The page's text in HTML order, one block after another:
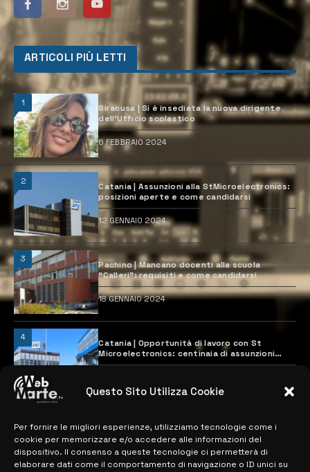
Questo Sito Utilizza Cookie
Per fornire le migliori esperienze, utilizziamo tecnologie come i
cookie per memorizzare e/o accedere alle informazioni del
dispositivo. Il consenso a queste tecnologie ci permetterà di
elaborare dati come il comportamento di navigazione o ID unici su
ARTICOLI PIÙ LETTI
1
Siracusa | Si è insediata la nuova dirigente
dell’Ufficio scolastico
6 FEBBRAIO 2024
2
Catania | Assunzioni alla StMicroelectronics:
posizioni aperte e come candidarsi
12 GENNAIO 2024
3
Pachino | Mancano docenti alla scuola
“Calleri”: requisiti e come candidarsi
18 GENNAIO 2024
4
Catania | Opportunità di lavoro con St
Microelectronics: centinaia di assunzioni
previste
MAPPA DEL SITO
> NOTIZIE